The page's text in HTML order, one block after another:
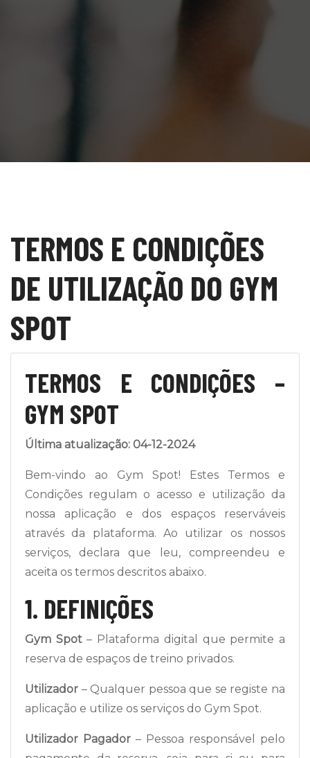
TERMOS E CONDIÇÕES
DE UTILIZAÇÃO DO GYM
SPOT
TERMOS E CONDIÇÕES –
GYM SPOT
Última atualização: 04-12-2024
Bem-vindo ao Gym Spot! Estes Termos e
Condições regulam o acesso e utilização da
nossa aplicação e dos espaços reserváveis
através da plataforma. Ao utilizar os nossos
serviços, declara que leu, compreendeu e
aceita os termos descritos abaixo.
1. DEFINIÇÕES
Gym Spot– Plataforma digital que permite a
reserva de espaços de treino privados.
Utilizador – Qualquer pessoa que se registe na
aplicação e utilize os serviços do Gym Spot.
Utilizador Pagador – Pessoa responsável pelo